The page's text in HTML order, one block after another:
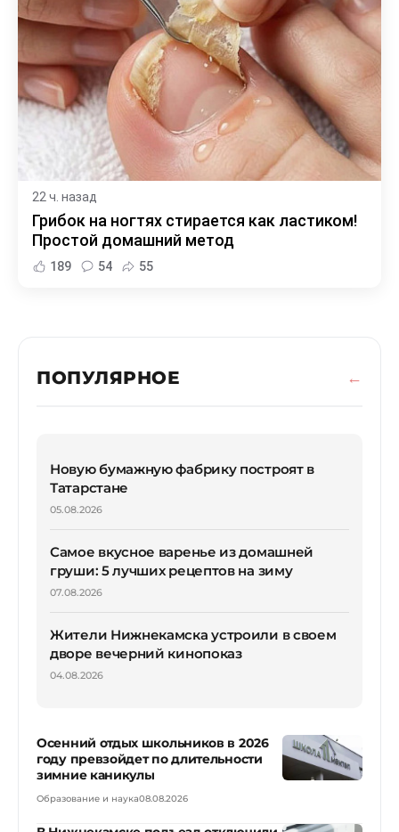
22 ч. назад
Грибок на ногтях стирается как ластиком!
Простой домашний метод
189 54 55
ПОПУЛЯРНОЕ
Новую бумажную фабрику построят в
Татарстане
05.08.2026
Самое вкусное варенье из домашней
груши: 5 лучших рецептов на зиму
07.08.2026
Жители Нижнекамска устроили в своем
дворе вечерний кинопоказ
04.08.2026
Осенний отдых школьников в 2026
году превзойдет по длительности
зимние каникулы
Образование и наука08.08.2026